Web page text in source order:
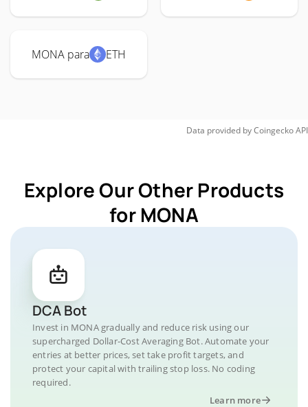
MONA para ETH
Data provided byCoingeckoAPI
Explore Our Other Products
for MONA
DCA Bot
Invest in MONA gradually and reduce risk using our
supercharged Dollar-Cost Averaging Bot. Automate your
entries at better prices, set take profit targets, and
protect your capital with trailing stop loss. No coding
required.
Learn more